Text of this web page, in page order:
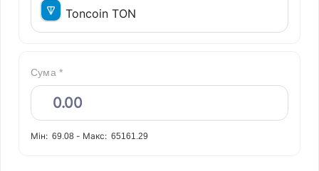
Toncoin TON
Сума *
Мін: 69.08 - Макс: 65161.29